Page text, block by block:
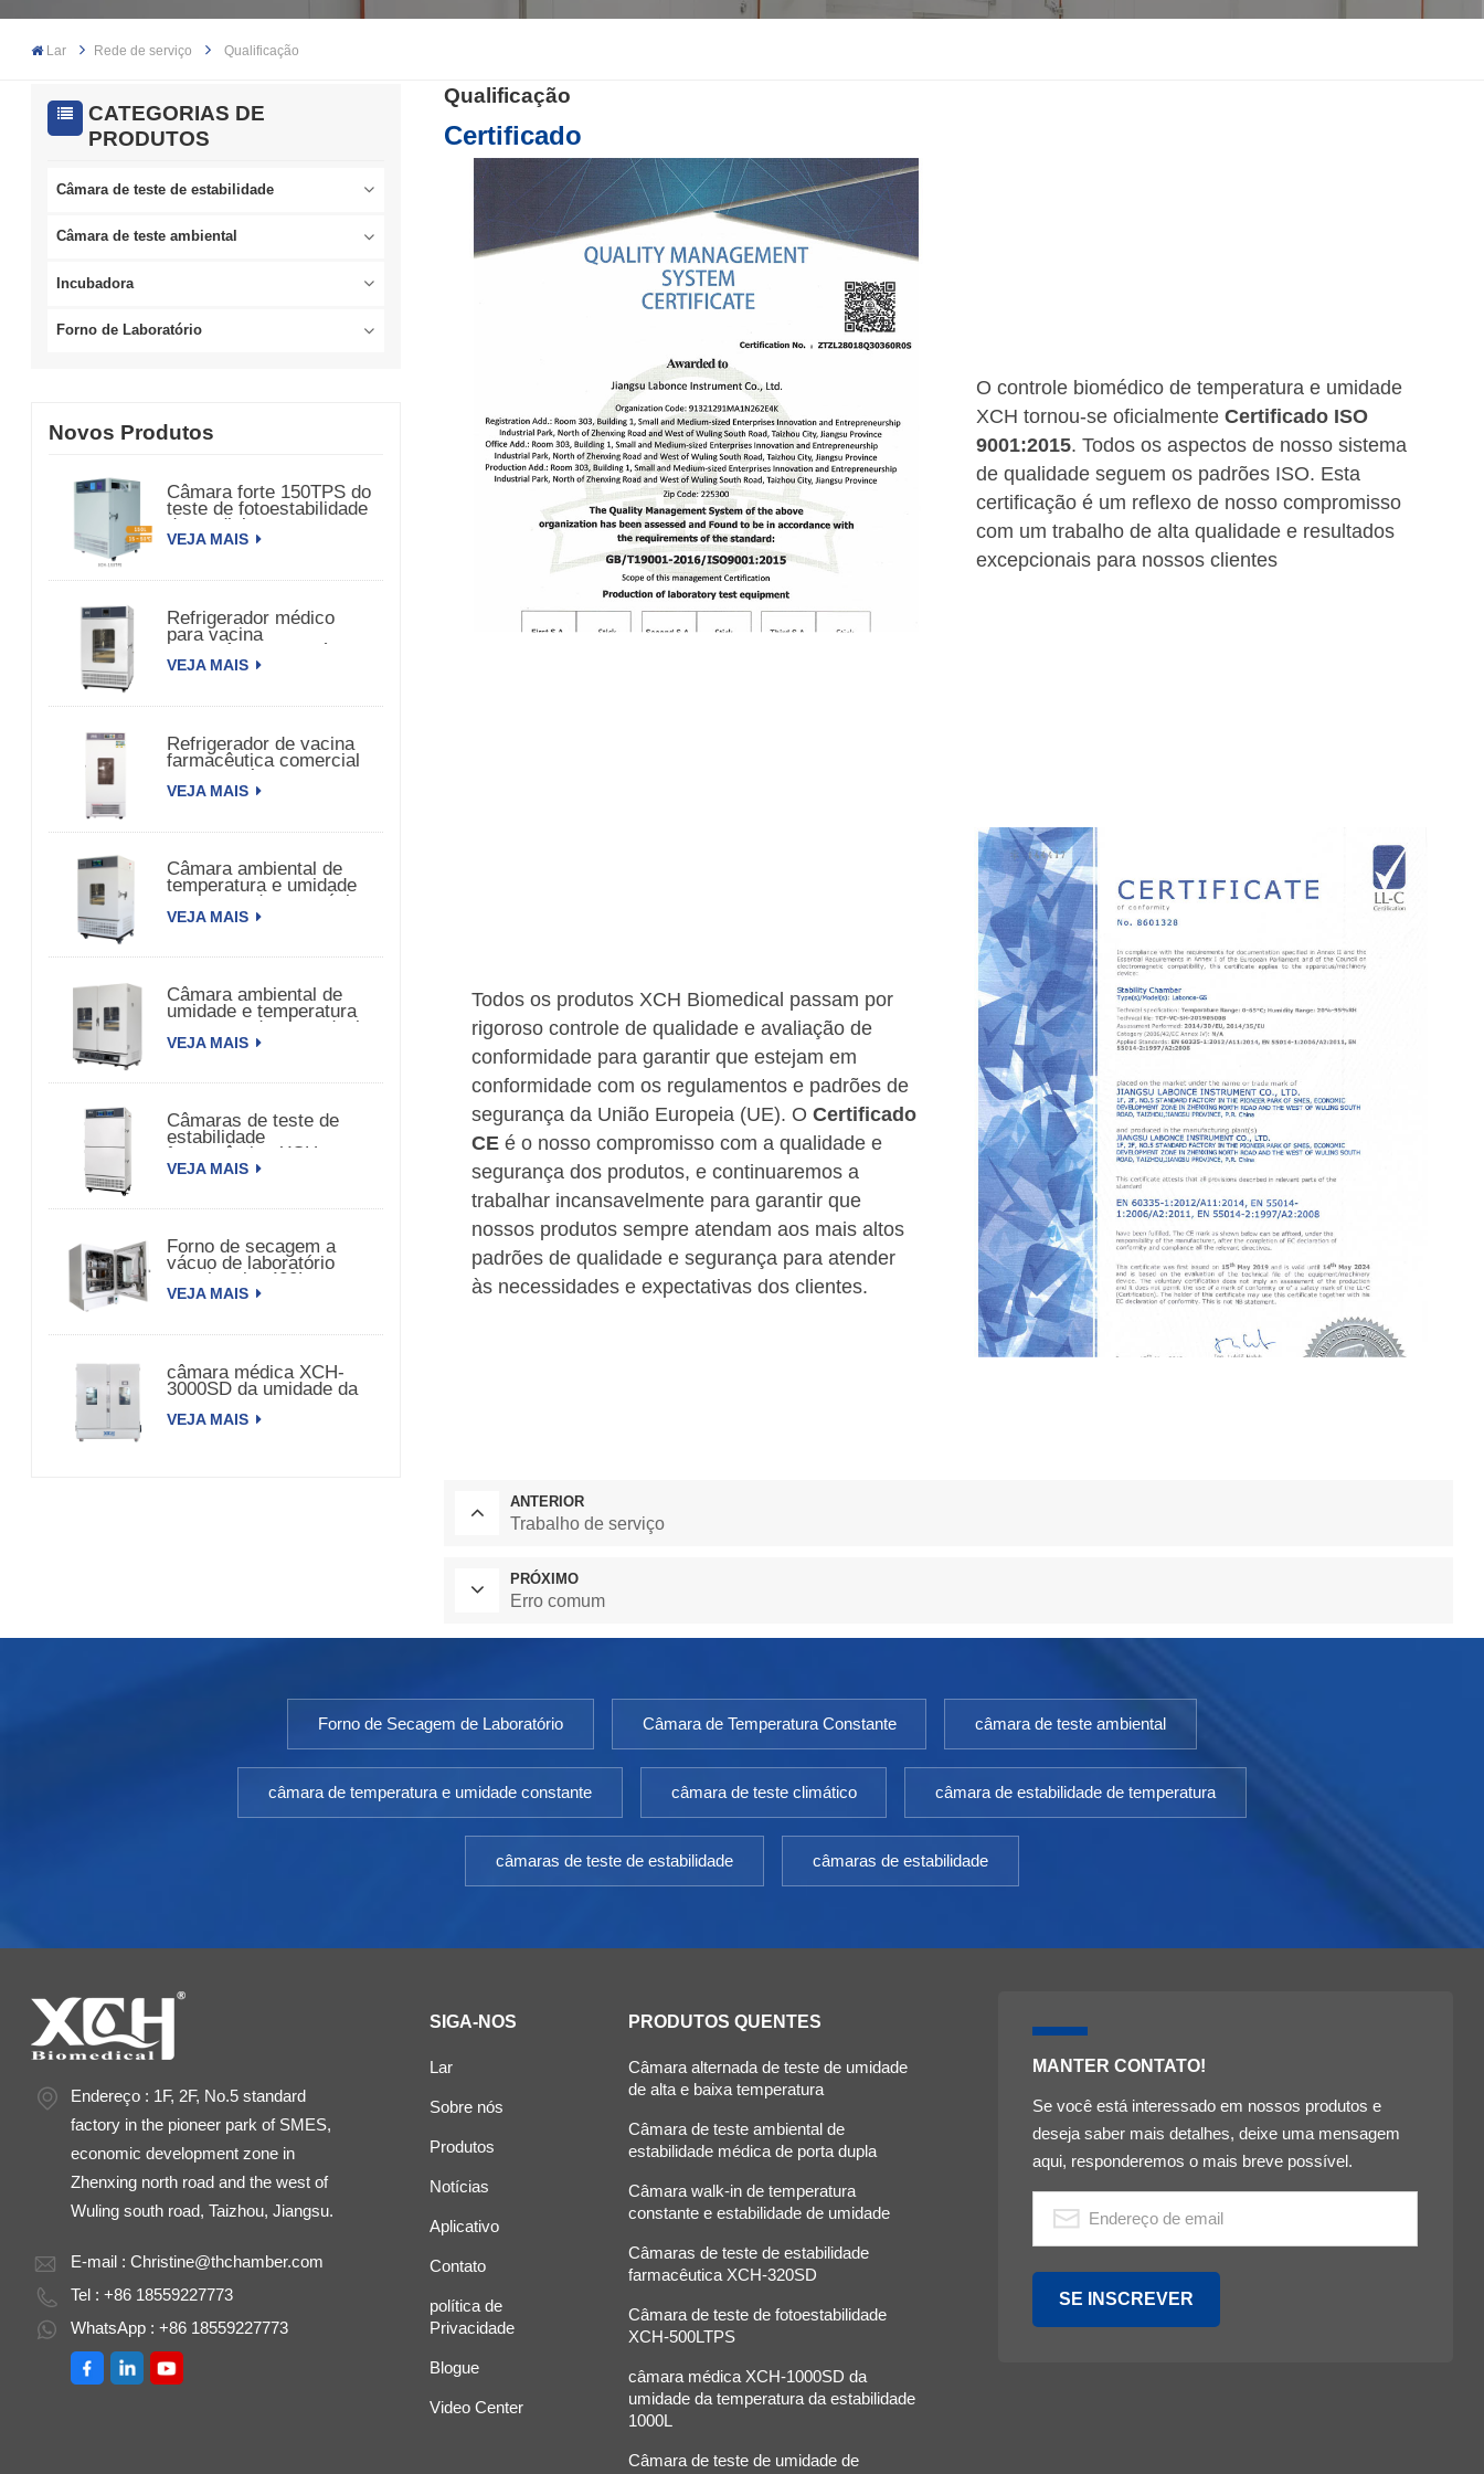
Lar Rede de serviço Qualificação
CATEGORIAS DE
PRODUTOS
Câmara de teste de estabilidade
Câmara de teste ambiental
Incubadora
Forno de Laboratório
Novos Produtos
Câmara forte 150TPS do
teste de fotoestabilidade
da medicina
VEJA MAIS
Refrigerador médico
para vacina
farmacêutica biomédica
VEJA MAIS
Refrigerador de vacina
farmacêutica comercial
para farmácia
VEJA MAIS
Câmara ambiental de
temperatura e umidade
constante de porta única
VEJA MAIS
Câmara ambiental de
umidade e temperatura
constante de porta dupla
VEJA MAIS
Câmaras de teste de
estabilidade
farmacêutica XCH-
320SD
VEJA MAIS
Forno de secagem a
vácuo de laboratório
com bomba 420L
VEJA MAIS
câmara médica XCH-
3000SD da umidade da
estabilidade 3000L
VEJA MAIS
Qualificação
Certificado
O controle biomédico de temperatura e umidade
XCH tornou-se oficialmenteCertificado ISO
9001:2015. Todos os aspectos de nosso sistema
de qualidade seguem os padrões ISO. Esta
certificação é um reflexo de nosso compromisso
com um trabalho de alta qualidade e resultados
excepcionais para nossos clientes
Todos os produtos XCH Biomedical passam por
rigoroso controle de qualidade e avaliação de
conformidade para garantir que estejam em
conformidade com os regulamentos e padrões de
segurança da União Europeia (UE). OCertificado
CE é o nosso compromisso com a qualidade e
segurança dos produtos, e continuaremos a
trabalhar incansavelmente para garantir que
nossos produtos sempre atendam aos mais altos
padrões de qualidade e segurança para atender
às necessidades e expectativas dos clientes.
ANTERIOR
Trabalho de serviço
PRÓXIMO
Erro comum
Forno de Secagem de Laboratório Câmara de Temperatura Constante câmara de teste ambiental
câmara de temperatura e umidade constante câmara de teste climático câmara de estabilidade de temperatura
câmaras de teste de estabilidade câmaras de estabilidade
Endereço : 1F, 2F, No.5 standard
factory in the pioneer park of SMES,
economic development zone in
Zhenxing north road and the west of
Wuling south road, Taizhou, Jiangsu.
E-mail :Christine@thchamber.com
Tel : +86 18559227773
WhatsApp : +86 18559227773
SIGA-NOS
Lar
Sobre nós
Produtos
Notícias
Aplicativo
Contato
política de
Privacidade
Blogue
Video Center
PRODUTOS QUENTES
Câmara alternada de teste de umidade
de alta e baixa temperatura
Câmara de teste ambiental de
estabilidade médica de porta dupla
Câmara walk-in de temperatura
constante e estabilidade de umidade
Câmaras de teste de estabilidade
farmacêutica XCH-320SD
Câmara de teste de fotoestabilidade
XCH-500LTPS
câmara médica XCH-1000SD da
umidade da temperatura da estabilidade
1000L
Câmara de teste de umidade de
MANTER CONTATO!
Se você está interessado em nossos produtos e
deseja saber mais detalhes, deixe uma mensagem
aqui, responderemos o mais breve possível.